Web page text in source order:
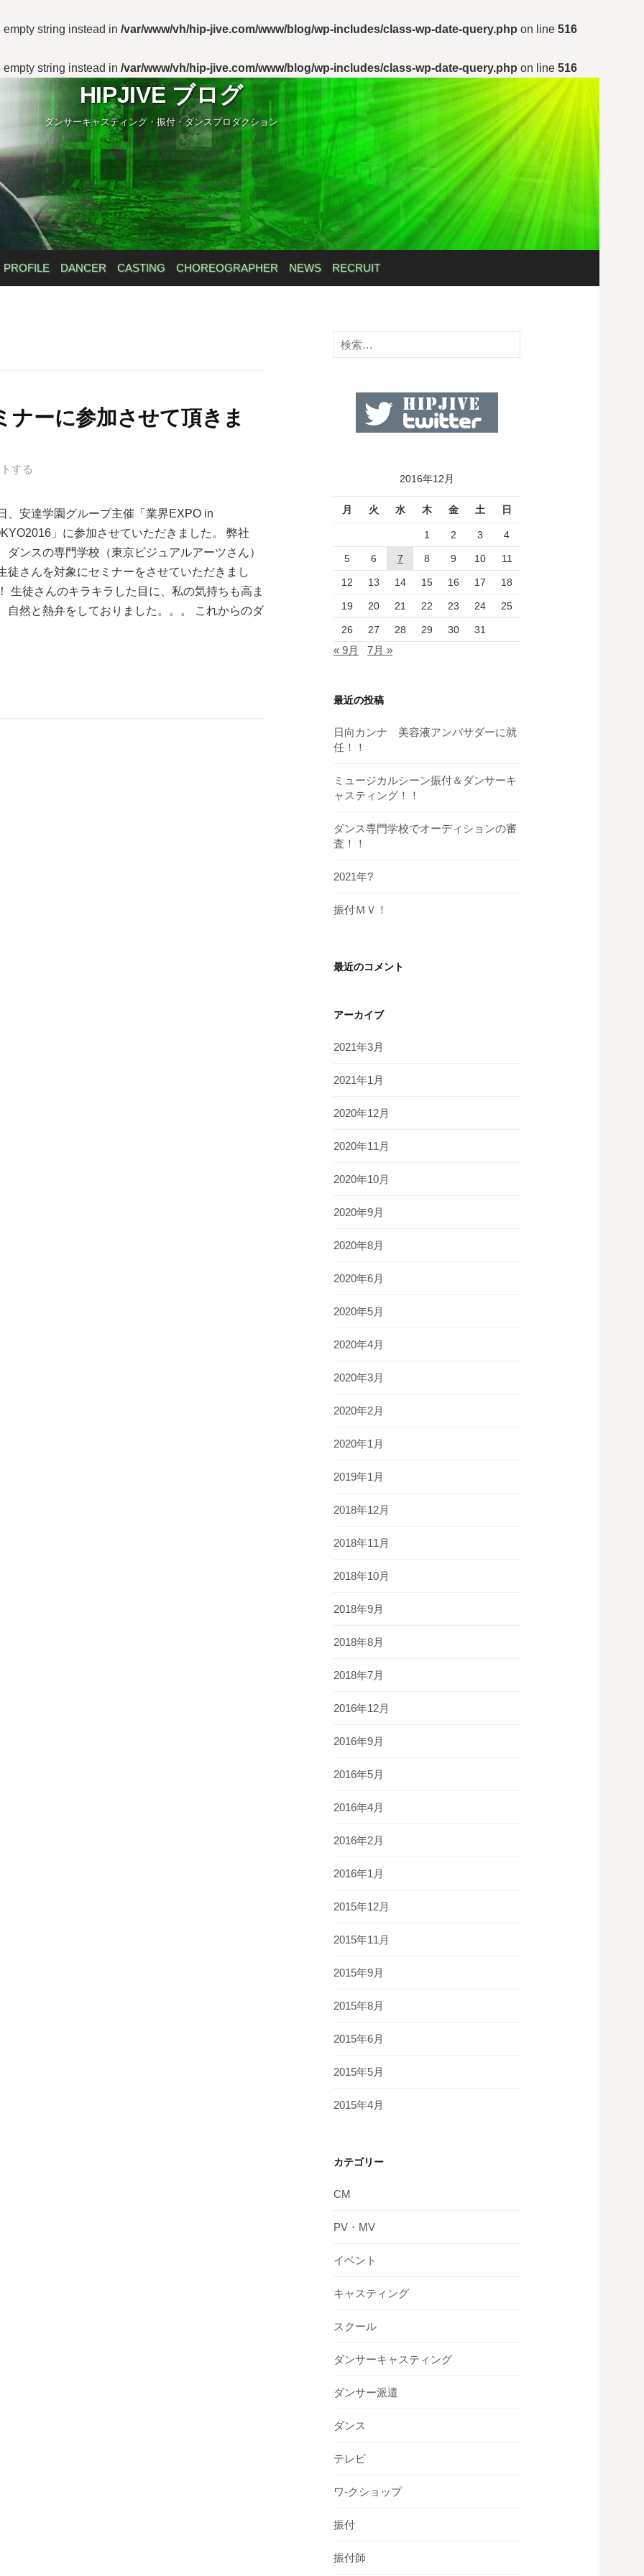
string instead in /var/www/vh/hip-jive.com/www/blog/wp-includes/class-wp-date-query.php on line 516
string instead in /var/www/vh/hip-jive.com/www/blog/wp-includes/class-wp-date-query.php on line 516
HIPJIVE ブログ
ダンサーキャスティング・振付・ダンスプロダクション
PROFILE DANCER CASTING CHOREOGRAPHER NEWS RECRUIT
索:
ナーに参加させて頂きま
する
、安達学園グループ主催「業界EXPO in
」に参加させていただきました。 弊社
ダンスの専門学校（東京ビジュアルアーツさん）
徒さんを対象にセミナーをさせていただきまし
生徒さんのキラキラした目に、私の気持ちも高ま
自然と熱弁をしておりました。。。 これからのダ
検
索:
2016年12月
月 火 水 木 金 土 日
1 2 3 4
5 6 7 8 9 10 11
12 13 14 15 16 17 18
19 20 21 22 23 24 25
26 27 28 29 30 31
« 9月 7月 »
最近の投稿
日向カンナ 美容液アンバサダーに就
任！！
ミュージカルシーン振付＆ダンサーキ
ャスティング！！
ダンス専門学校でオーディションの審
査！！
2021年?
振付ＭＶ！
最近のコメント
アーカイブ
2021年3月
2021年1月
2020年12月
2020年11月
2020年10月
2020年9月
2020年8月
2020年6月
2020年5月
2020年4月
2020年3月
2020年2月
2020年1月
2019年1月
2018年12月
2018年11月
2018年10月
2018年9月
2018年8月
2018年7月
2016年12月
2016年9月
2016年5月
2016年4月
2016年2月
2016年1月
2015年12月
2015年11月
2015年9月
2015年8月
2015年6月
2015年5月
2015年4月
カテゴリー
CM
PV・MV
イベント
キャスティング
スクール
ダンサーキャスティング
ダンサー派遣
ダンス
テレビ
ワ-クショップ
振付
振付師